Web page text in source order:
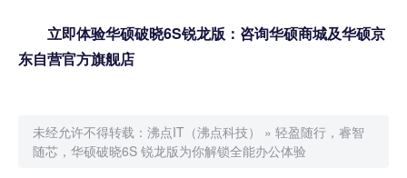
立即体验华硕破晓6S锐龙版： 咨询华硕商城及华硕京
东自营官方旗舰店
未经允许不得转载： 沸点IT（沸点科技） » 轻盈随行，睿智
随芯，华硕破晓6S 锐龙版为你解锁全能办公体验